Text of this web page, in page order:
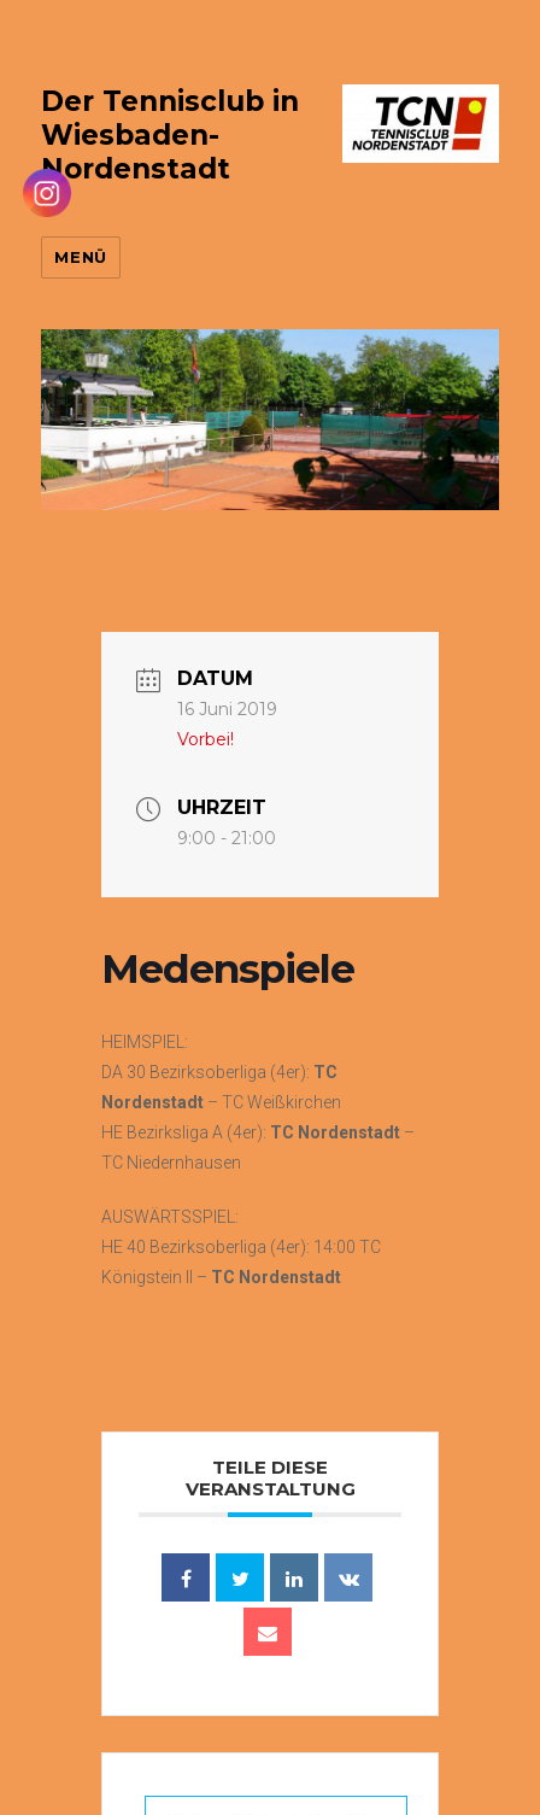
Der Tennisclub in
Wiesbaden-
Nordenstadt
MENÜ
DATUM
16 Juni 2019
Vorbei!
UHRZEIT
9:00 - 21:00
Medenspiele
HEIMSPIEL:
DA 30 Bezirksoberliga (4er): TC
Nordenstadt – TC Weißkirchen
HE Bezirksliga A (4er): TC Nordenstadt –
TC Niedernhausen
AUSWÄRTSSPIEL:
HE 40 Bezirksoberliga (4er): 14:00 TC
Königstein II – TC Nordenstadt
TEILE DIESE
VERANSTALTUNG